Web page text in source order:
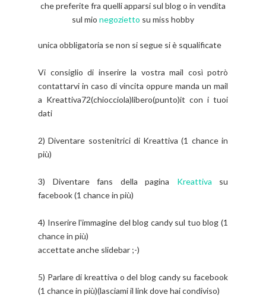
che preferite fra quelli apparsi sul blog o in vendita
sul mio negozietto su miss hobby
unica obbligatoria se non si segue si è squalificate
Vi consiglio di inserire la vostra mail così potrò
contattarvi in caso di vincita oppure manda un mail
a Kreattiva72(chiocciola)libero(punto)it con i tuoi
dati
2) Diventare sostenitrici di Kreattiva (1 chance in
più)
3) Diventare fans della pagina Kreattiva su
facebook (1 chance in più)
4) Inserire l'immagine del blog candy sul tuo blog (1
chance in più)
accettate anche slidebar ;-)
5) Parlare di kreattiva o del blog candy su facebook
(1 chance in più)(lasciami il link dove hai condiviso)